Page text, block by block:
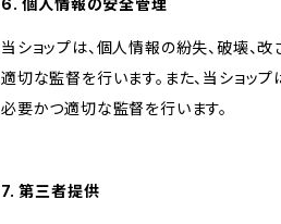
6. 個人情報の安全管理
当ショップは、個人情報の紛失、破壊、
適切な監督を行います。また、当ショッ
必要かつ適切な監督を行います。
7. 第三者提供